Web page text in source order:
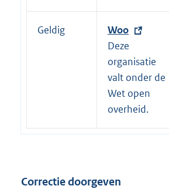
n
k
:
Geldig
E
x
t
e
r
n
e
k
Woo
Deze
organisatie
valt onder de
Wet open
overheid.
Correctie doorgeven